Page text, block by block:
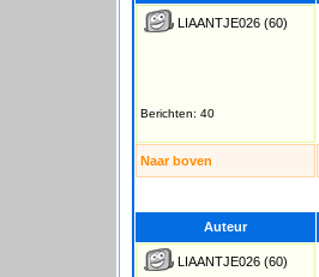
LIAANTJE026 (60)
Berichten: 40
Naar boven
Auteur
LIAANTJE026 (60)